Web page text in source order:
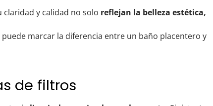
claridad y calidad no solo reflejan la belleza estética,
marcar la diferencia entre un baño placentero y
de filtros